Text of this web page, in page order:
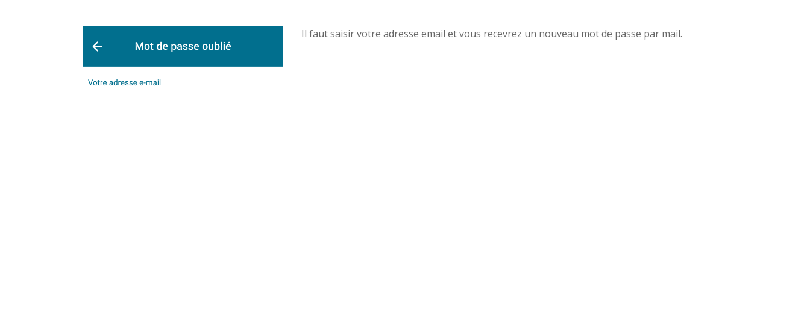
Il faut saisir votre adresse email et vous recevrez un nouveau mot de passe par mail.